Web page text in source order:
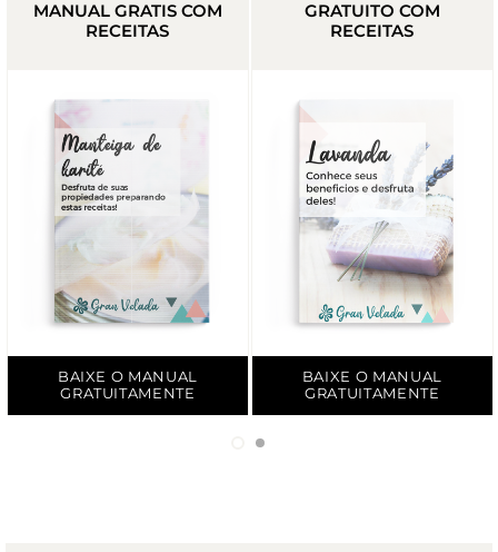
MANUAL GRATIS COM
RECEITAS
BAIXE O MANUAL
GRATUITAMENTE
GRATUITO COM
RECEITAS
BAIXE O MANUAL
GRATUITAMENTE